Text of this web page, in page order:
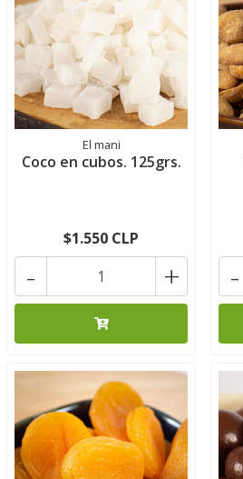
El mani
Coco en cubos. 125grs.
$1.550 CLP
+
- -